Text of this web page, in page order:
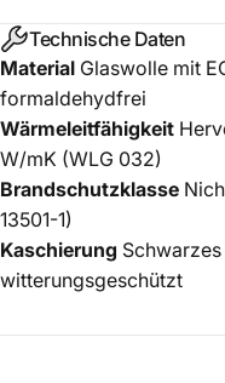
Technische Daten
Material Glaswolle mit
formaldehydfrei
Wärmeleitfähigkeit
W/mK (WLG 032)
Brandschutzklasse
13501-1)
Kaschierung
witterungsgeschützt